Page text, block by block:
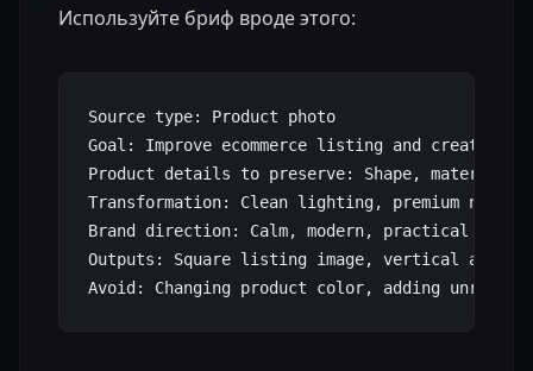
Используйте бриф вроде этого:
Source type: Product photo
Goal: Improve ecommerce listing and create
Product details to preserve: Shape,
Transformation: Clean lighting, premium
Brand direction: Calm, modern, practical
Outputs: Square listing image, vertical ad,